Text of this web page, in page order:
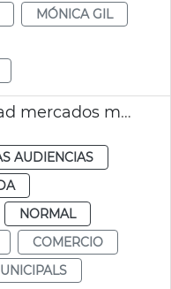
MÓNICA GIL
Horario especial Navidad mercados municipales València
AUDIENCIAS
NORMAL
COMERCIO